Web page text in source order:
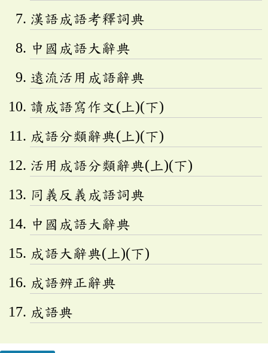
漢語成語考釋詞典
中國成語大辭典
遠流活用成語辭典
讀成語寫作文(上)(下)
成語分類辭典(上)(下)
活用成語分類辭典(上)(下)
同義反義成語詞典
中國成語大辭典
成語大辭典(上)(下)
成語辨正辭典
成語典